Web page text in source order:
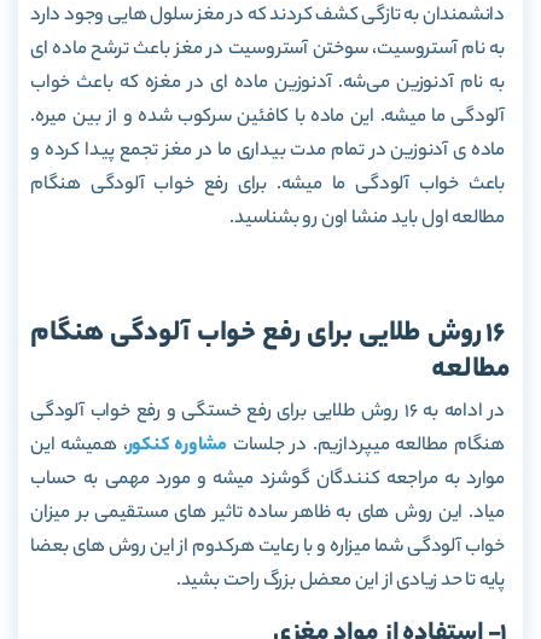
دانشمندان به تازگی کشف کردند که در مغز سلول هایی وجود دارد
به نام آستروسیت، سوختن آستروسیت در مغز باعث ترشح ماده ای
به نام آدنوزین می‌شه. آدنوزین ماده ای در مغزه که باعث خواب
آلودگی ما میشه. این ماده با کافئین سرکوب شده و از بین میره.
ماده ی آدنوزین در تمام مدت بیداری ما در مغز تجمع پیدا کرده و
باعث خواب آلودگی ما میشه. برای رفع خواب آلودگی هنگام
مطالعه اول باید منشا اون رو بشناسید.
16 روش طلایی برای رفع خواب آلودگی هنگام
مطالعه
در ادامه به 16 روش طلایی برای رفع خستگی و رفع خواب آلودگی
هنگام مطالعه میپردازیم. در جلسات مشاوره کنکور، همیشه این
موارد به مراجعه کنندگان گوشزد میشه و مورد مهمی به حساب
میاد. این روش های به ظاهر ساده تاثیر های مستقیمی بر میزان
خواب آلودگی شما میزاره و با رعایت هرکدوم از این روش های بعضا
پایه تا حد زیادی از این معضل بزرگ راحت بشید.